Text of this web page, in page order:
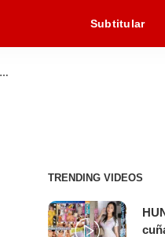
Subtitular
TRENDING VIDEOS